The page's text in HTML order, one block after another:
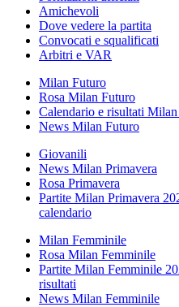
Amichevoli
Dove vedere la partita
Convocati e squalificati
Arbitri e VAR
Milan Futuro
Rosa Milan Futuro
Calendario e risultati
News Milan Futuro
Giovanili
News Milan Primavera
Rosa Primavera
Partite Milan Primavera
calendario
Milan Femminile
Rosa Milan Femminile
Partite Milan Femminile
risultati
News Milan Femminile